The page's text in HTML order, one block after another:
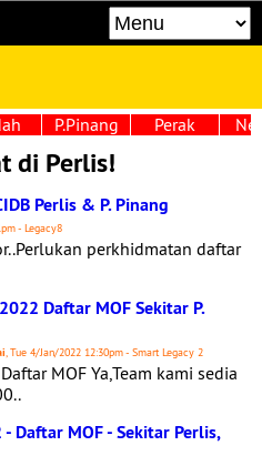
P.Pinang Perak
di Perlis!
Perlis & P. Pinang
- Legacy8
perkhidmatan daftar
Daftar MOF Sekitar P.
, Tue 4/Jan/2022 12:30pm - Smart Legacy 2
MOF Ya,Team kami sedia
Daftar MOF - Sekitar Perlis,